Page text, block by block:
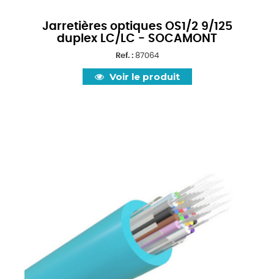
Jarretières optiques OS1/2 9/125
duplex LC/LC - SOCAMONT
Ref. :87064
Voir le produit